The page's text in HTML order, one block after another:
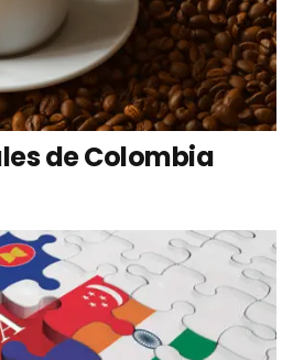
de Colombia